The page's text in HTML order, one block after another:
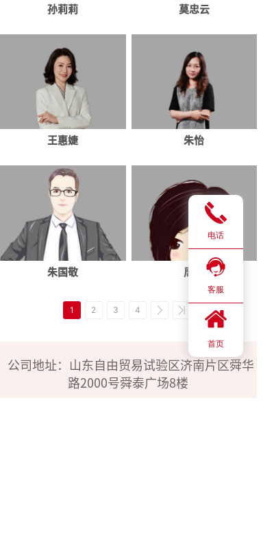
孙莉莉 莫忠云
王惠婕 朱怡
朱国敬 周燕
1 2 3 4
公司地址：山东自由贸易试验区济南片区舜华
路2000号舜泰广场8楼
电话
客服
首页